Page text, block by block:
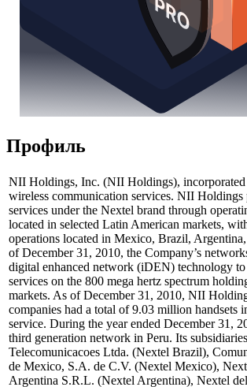
Профиль
NII Holdings, Inc. (NII Holdings),
wireless communication services. NII Holdings
services under the Nextel brand through
located in selected Latin American markets,
operations located in Mexico, Brazil,
of December 31, 2010, the Company’s
digital enhanced network (iDEN) technology
services on the 800 mega hertz spectrum
markets. As of December 31, 2010, NII
companies had a total of 9.03 million handsets
service. During the year ended December 31,
third generation network in Peru. Its
Telecomunicacoes Ltda. (Nextel Brazil),
de Mexico, S.A. de C.V. (Nextel Mexico),
Argentina S.R.L. (Nextel Argentina), Nextel